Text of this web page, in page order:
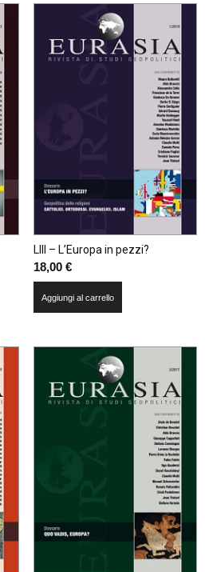
LIII – L’Europa in pezzi?
18,00 €
Aggiungi al carrello